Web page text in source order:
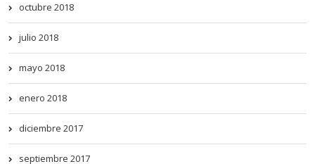
octubre 2018
julio 2018
mayo 2018
enero 2018
diciembre 2017
septiembre 2017